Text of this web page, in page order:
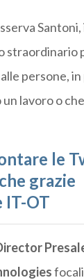
straordinario
persone,
lavoro o
le
grazie
IT-OT